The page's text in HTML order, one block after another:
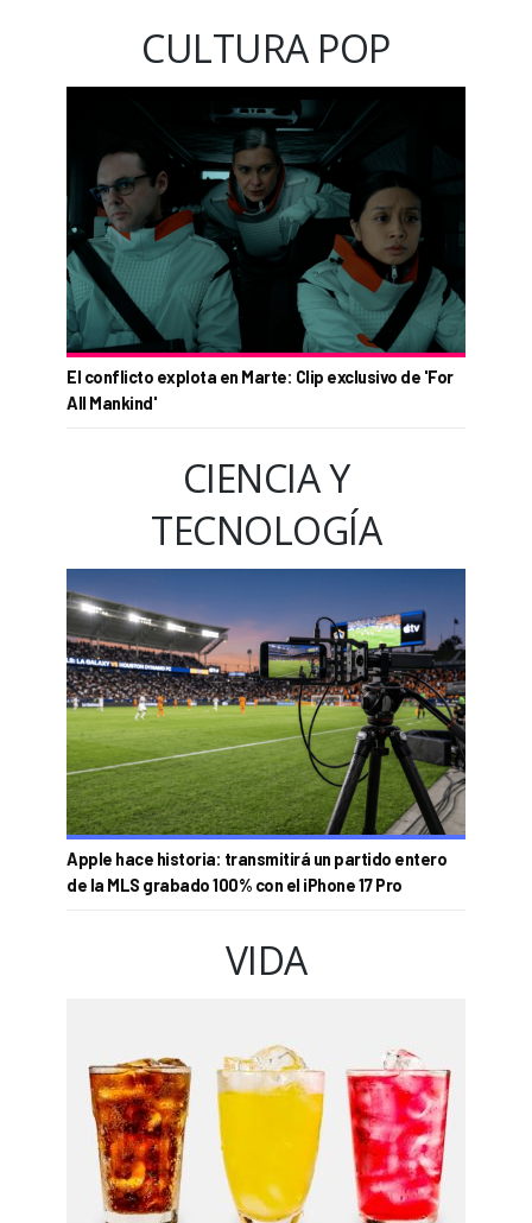
CULTURA POP
El conflicto explota en Marte: Clip exclusivo de 'For
All Mankind'
CIENCIA Y
TECNOLOGÍA
Apple hace historia: transmitirá un partido entero
de la MLS grabado 100% con el iPhone 17 Pro
VIDA